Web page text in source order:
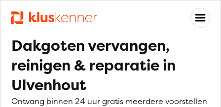
Dakgoten vervangen,
reinigen & reparatie in
Ulvenhout
Ontvang binnen 24 uur gratis meerdere voorstellen